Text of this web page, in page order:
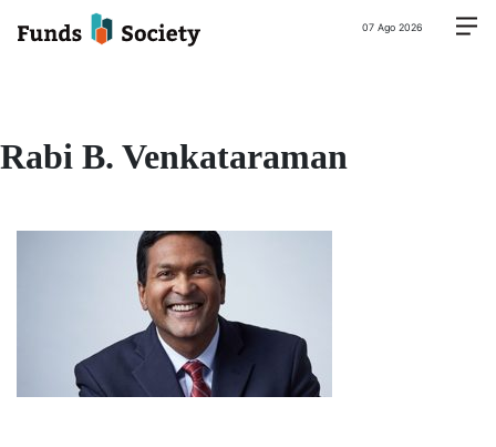
07 Ago 2026
Rabi B. Venkataraman